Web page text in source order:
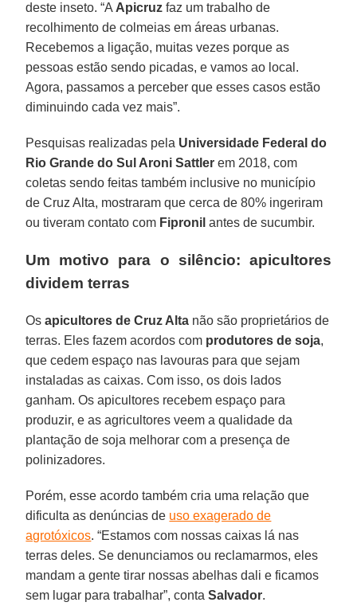
deste inseto. “AApicruz faz um trabalho de
recolhimento de colmeias em áreas urbanas.
Recebemos a ligação, muitas vezes porque as
pessoas estão sendo picadas, e vamos ao local.
Agora, passamos a perceber que esses casos estão
diminuindo cada vez mais”.
Pesquisas realizadas pela Universidade Federal do
Rio Grande do Sul Aroni Sattler em 2018, com
coletas sendo feitas também inclusive no município
de Cruz Alta, mostraram que cerca de 80% ingeriram
ou tiveram contato com Fipronil antes de sucumbir.
Um motivo para o silêncio: apicultores
dividem terras
Os apicultores de Cruz Alta não são proprietários de
terras. Eles fazem acordos com produtores de soja,
que cedem espaço nas lavouras para que sejam
instaladas as caixas. Com isso, os dois lados
ganham. Os apicultores recebem espaço para
produzir, e as agricultores veem a qualidade da
plantação de soja melhorar com a presença de
polinizadores.
Porém, esse acordo também cria uma relação que
dificulta as denúncias de uso exagerado de
agrotóxicos. “Estamos com nossas caixas lá nas
terras deles. Se denunciamos ou reclamarmos, eles
mandam a gente tirar nossas abelhas dali e ficamos
sem lugar para trabalhar”, contaSalvador.